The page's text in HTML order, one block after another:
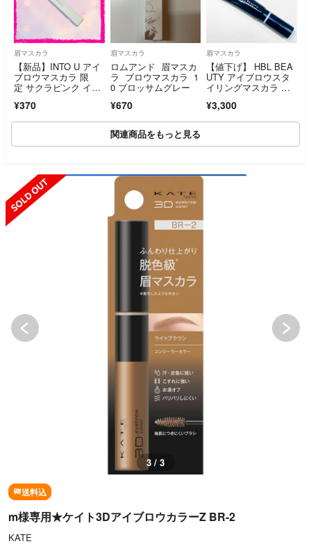
眉マスカラ
【新品】INTO U アイ
ブロウマスカラ 限
定 サクラピンク イン
¥370
眉マスカラ
ロムアンド 眉マスカ
ラ ブロウマスカラ 1
0 ブロッサムグレー
¥670
眉マスカラ
【値下げ】 HBL BEA
UTY アイブロウスタ
イリングマスカラ ク
¥3,300
関連商品をもっと見る
SOLD OUT
3 / 3
送料込
m様専用★ケイト3DアイブロウカラーZ BR-2
KATE